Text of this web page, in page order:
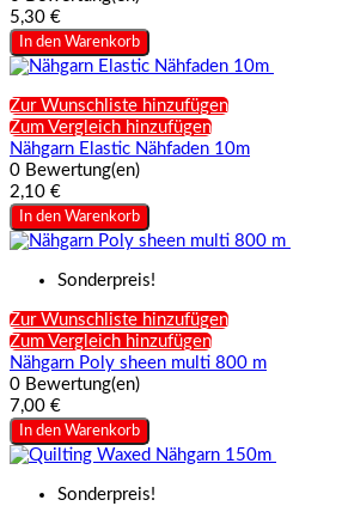
5,30 €
In den Warenkorb
Zur Wunschliste hinzufügen
Zum Vergleich hinzufügen
Nähgarn Elastic Nähfaden 10m
0 Bewertung(en)
2,10 €
In den Warenkorb
Sonderpreis!
Zur Wunschliste hinzufügen
Zum Vergleich hinzufügen
Nähgarn Poly sheen multi 800 m
0 Bewertung(en)
7,00 €
In den Warenkorb
Sonderpreis!